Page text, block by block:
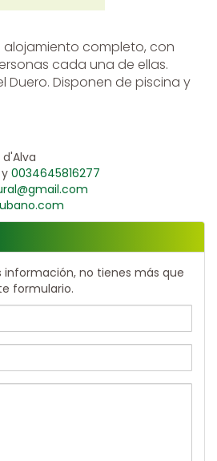
alojamiento completo, con
cada una de ellas.
Duero. Disponen de piscina y
y 0034645816277
información, no tienes más que
formulario.